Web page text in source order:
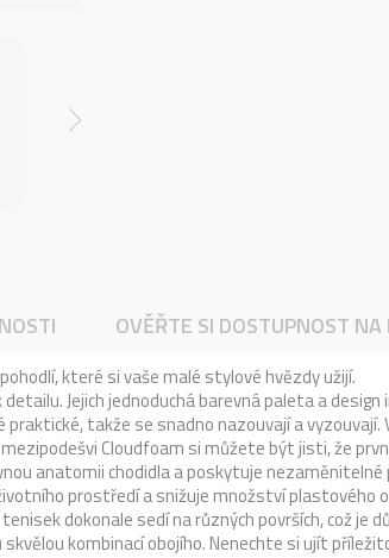
OVĚŘTE SI DOSTUPNOST NA
které si vaše malé stylové hvězdy užijí.
Jejich jednoduchá barevná paleta a
takže se snadno nazouvají a
Cloudfoam si můžete být jisti, že
anatomii chodidla a poskytuje
prostředí a snižuje množství
dokonale sedí na různých površích, což je
kombinací obojího. Nenechte si ujít